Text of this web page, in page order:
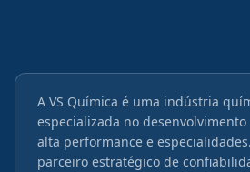
A VS Química é uma indústria
especializada no
alta performance e
parceiro estratégico de